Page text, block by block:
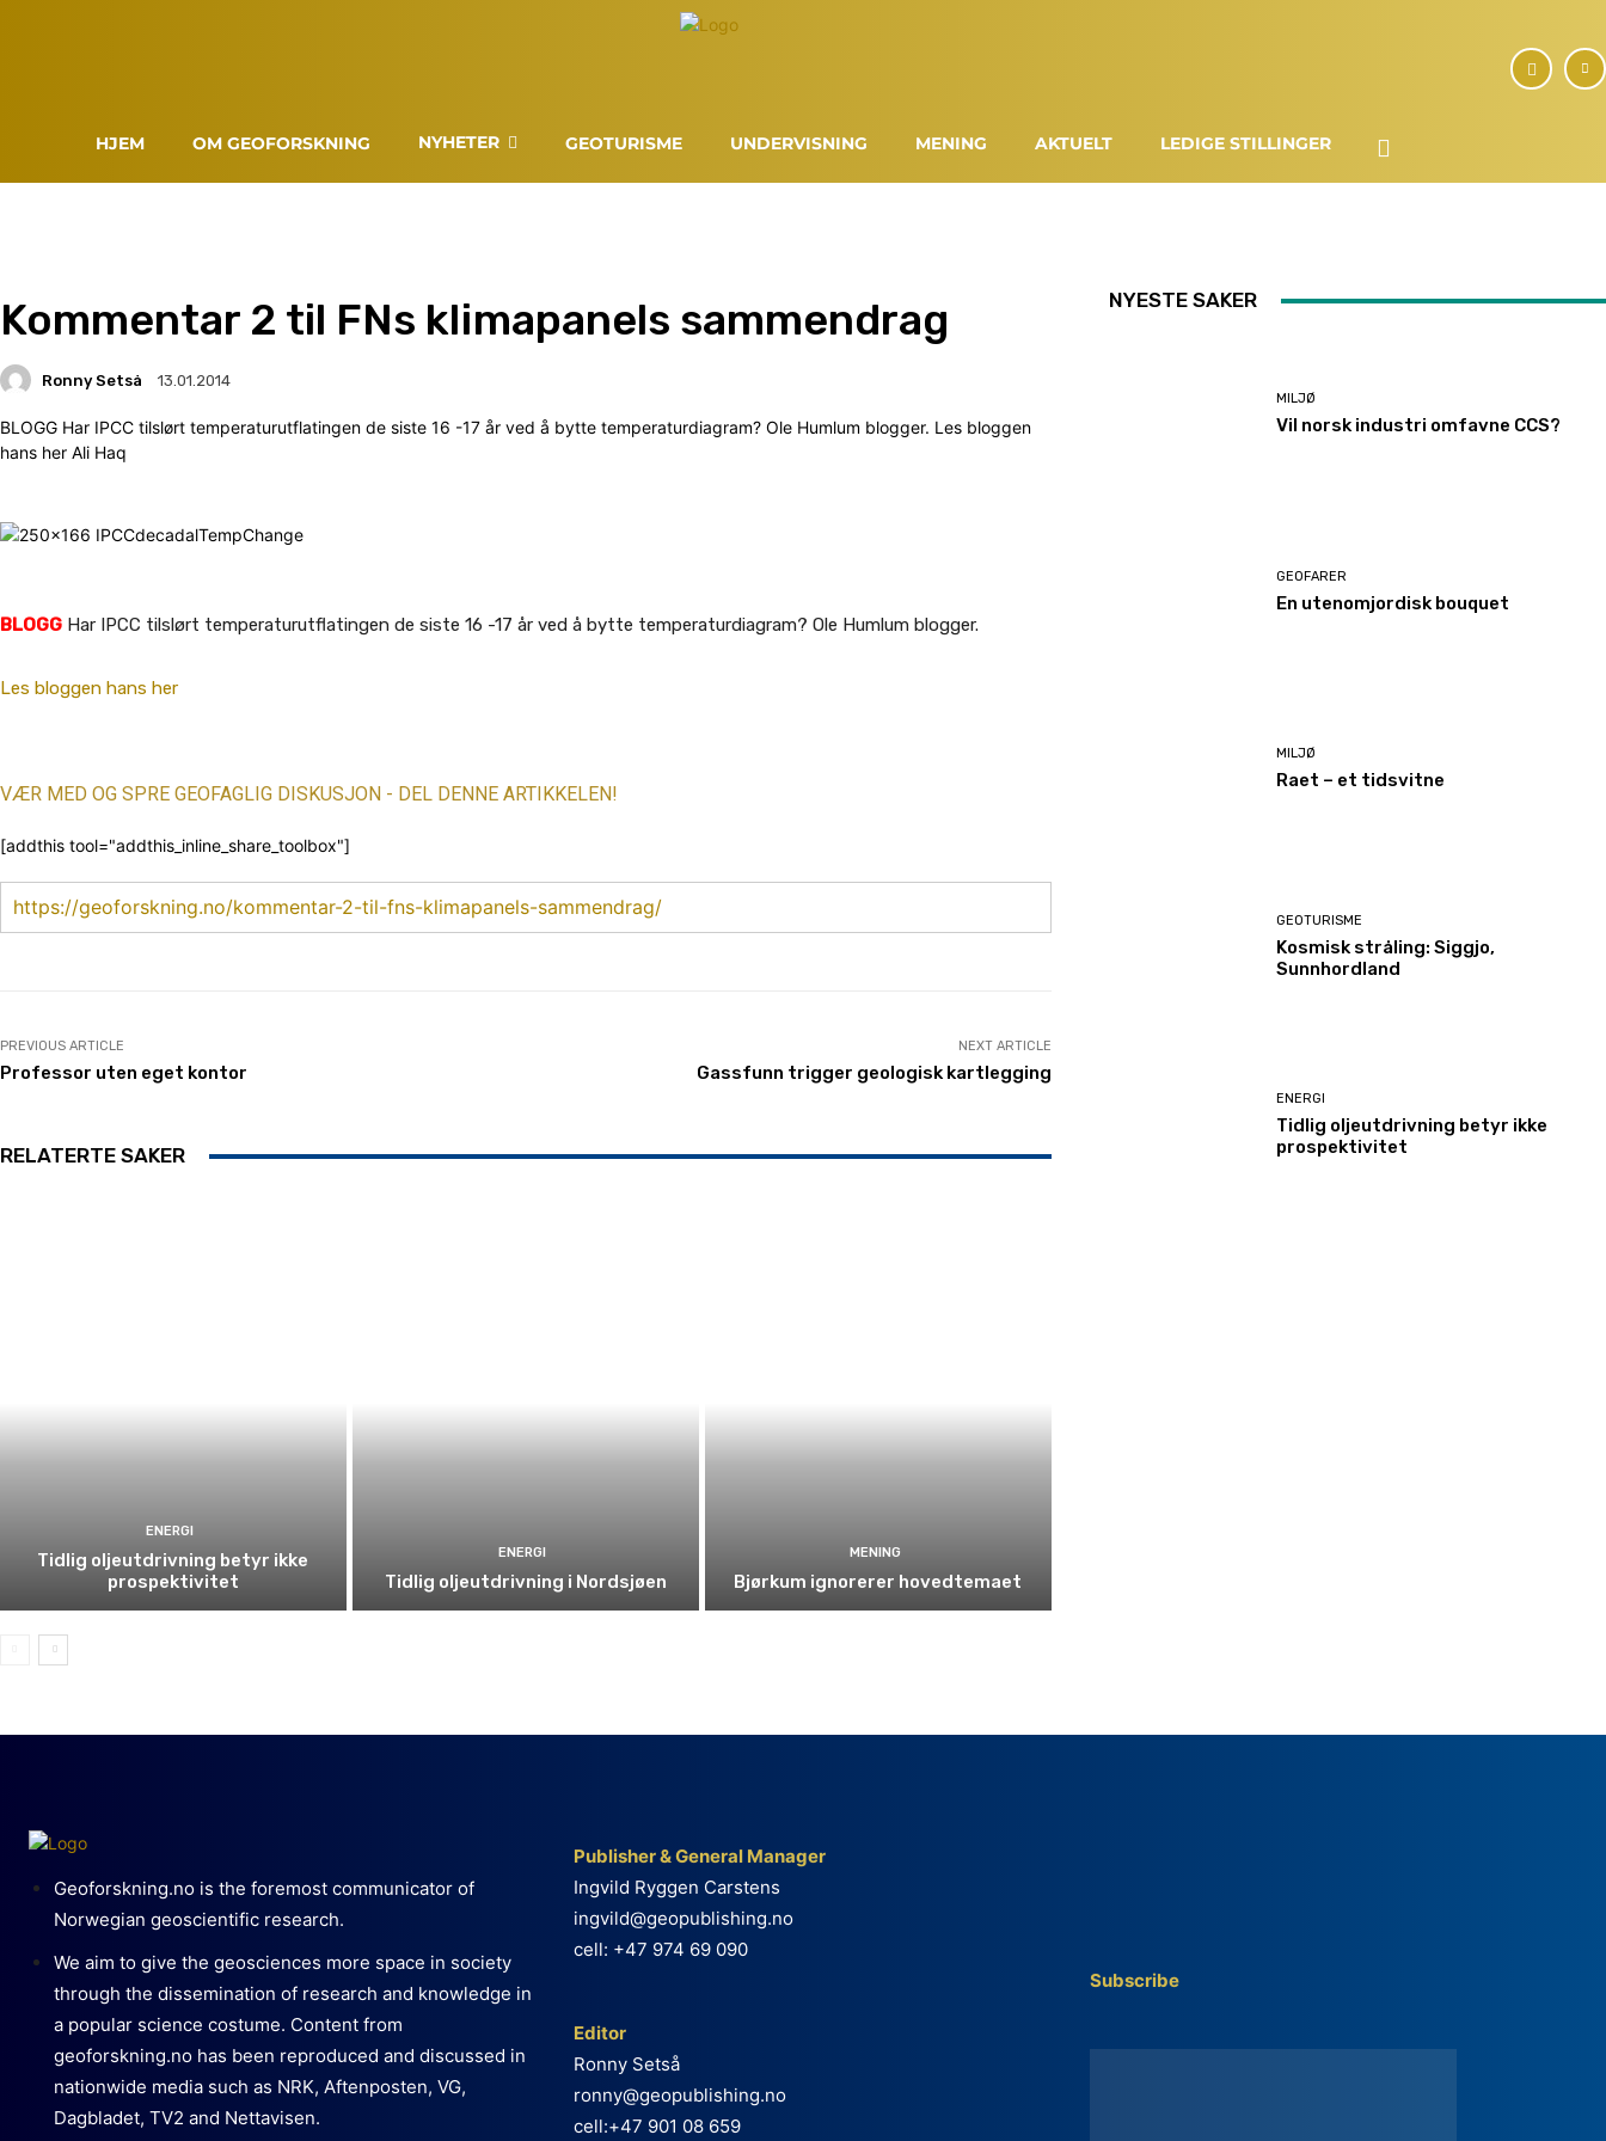
HJEM OM GEOFORSKNING NYHETER GEOTURISME UNDERVISNING MENING AKTUELT LEDIGE STILLINGER
Kommentar 2 til FNs klimapanels sammendrag
Ronny Setså 13.01.2014
BLOGG Har IPCC tilslørt temperaturutflatingen de siste 16 -17 år ved å bytte temperaturdiagram? Ole Humlum blogger. Les bloggen
hans her Ali Haq
BLOGG Har IPCC tilslørt temperaturutflatingen de siste 16 -17 år ved å bytte temperaturdiagram? Ole Humlum blogger.
Les bloggen hans her
VÆR MED OG SPRE GEOFAGLIG DISKUSJON - DEL DENNE ARTIKKELEN!
[addthis tool="addthis_inline_share_toolbox"]
https://geoforskning.no/kommentar-2-til-fns-klimapanels-sammendrag/
PREVIOUS ARTICLE
Professor uten eget kontor
NEXT ARTICLE
Gassfunn trigger geologisk kartlegging
RELATERTE SAKER
ENERGI
Tidlig oljeutdrivning betyr ikke
prospektivitet
ENERGI
Tidlig oljeutdrivning i Nordsjøen
MENING
Bjørkum ignorerer hovedtemaet
NYESTE SAKER
MILJØ
Vil norsk industri omfavne CCS?
GEOFARER
En utenomjordisk bouquet
MILJØ
Raet – et tidsvitne
GEOTURISME
Kosmisk stråling: Siggjo,
Sunnhordland
ENERGI
Tidlig oljeutdrivning betyr ikke
prospektivitet
Geoforskning.no is the foremost communicator of
Norwegian geoscientific research.
We aim to give the geosciences more space in society
through the dissemination of research and knowledge in
a popular science costume. Content from
geoforskning.no has been reproduced and discussed in
nationwide media such as NRK, Aftenposten, VG,
Dagbladet, TV2 and Nettavisen.
Publisher & General Manager
Ingvild Ryggen Carstens
ingvild@geopublishing.no
cell: +47 974 69 090
Editor
Ronny Setså
ronny@geopublishing.no
cell:+47 901 08 659
Subscribe